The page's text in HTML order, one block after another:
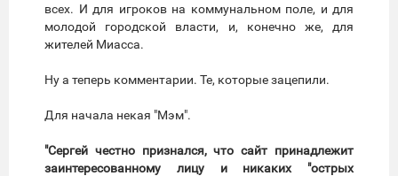
всех. И для игроков на коммунальном поле, и для
молодой городской власти, и, конечно же, для
жителей Миасса.
Ну а теперь комментарии. Те, которые зацепили.
Для начала некая "Мэм".
"Сергей честно признался, что сайт принадлежит
заинтересованному лицу и никаких "острых